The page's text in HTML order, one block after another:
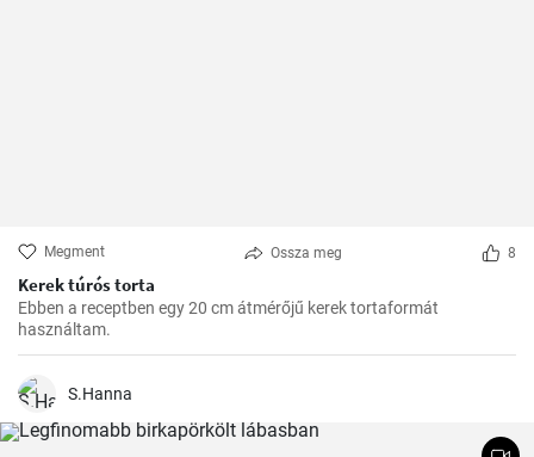
Megment Ossza meg 8
Kerek túrós torta
Ebben a receptben egy 20 cm átmérőjű kerek tortaformát
használtam.
S.Hanna